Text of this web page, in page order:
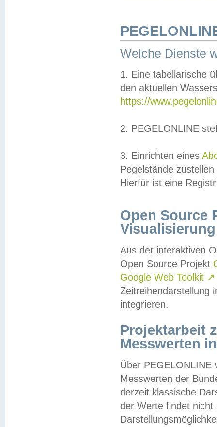
Welche Dienste
1. Eine tabellarische
den aktuellen
https://
2. PEGELONLINE
3. Einrichten eines
Pegelstände
Hierfür ist eine
Open Source
Visualisierung
Aus der interaktiven
Open Source Projekt
Google Web Toolkit ↗
Zeitreihendarstellung
integrieren.
Projektarbeit
Messwerten
Über PEGELONLINE
Messwerten der
derzeit klassische
der Werte findet